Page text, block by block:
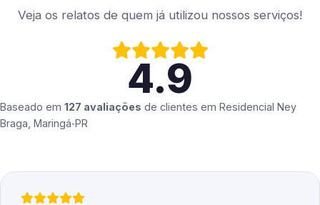
Veja os relatos de quem já utilizou nossos serviços!
4.9
Baseado em 127 avaliações de clientes em Residencial Ney
Braga, Maringá‑PR